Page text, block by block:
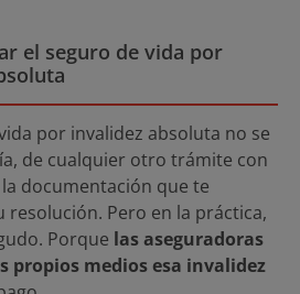
el seguro de vida por
por invalidez absoluta no se
de cualquier otro trámite con
documentación que te
resolución. Pero en la práctica,
Porque las aseguradoras
propios medios esa invalidez